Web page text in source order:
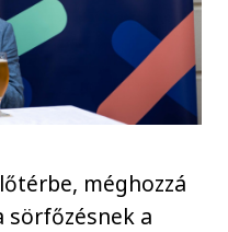
méghozzá
sörfőzésnek a